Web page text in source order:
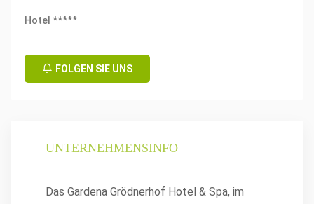
Hotel *****
FOLGEN SIE UNS
UNTERNEHMENSINFO
Das Gardena Grödnerhof Hotel & Spa, im